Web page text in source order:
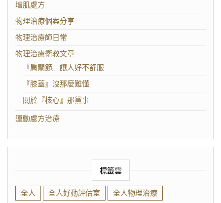
增肌處方
物理治療個案分享
物理治療師日常
物理治療衛教文章
『肩關節』讓人好不舒服
『膝蓋』沒那麼難懂
關於『核心』那黨事
運動處方治療
標籤雲
全人 全人好動評估室 全人物理治療